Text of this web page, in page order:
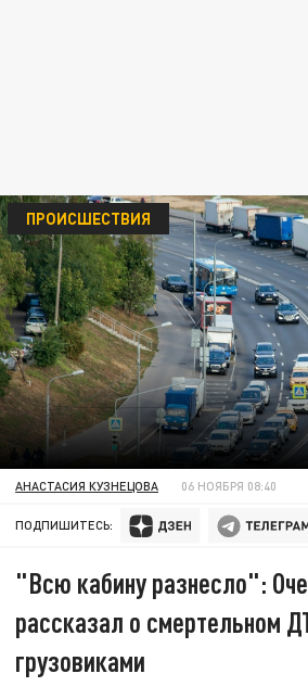
ПРОИСШЕСТВИЯ
АНАСТАСИЯ КУЗНЕЦОВА 06 НОЯБРЯ 08:40
ПОДПИШИТЕСЬ:
"Всю кабину разнесло":
рассказал о смертельном
грузовиками